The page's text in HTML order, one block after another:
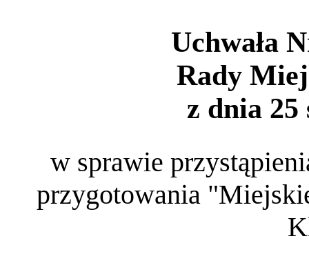
Uchwała
Rady
z dnia 25
w sprawie
przygotowania